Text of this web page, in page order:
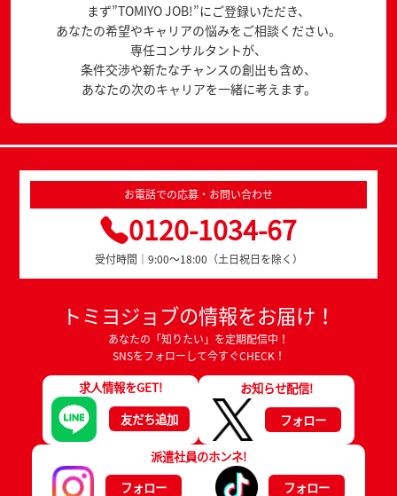
まず”TOMIYO JOB!”にご登録いただき、
あなたの希望やキャリアの悩みをご相談ください。
専任コンサルタントが、
条件交渉や新たなチャンスの創出も含め、
あなたの次のキャリアを一緒に考えます。
お電話での応募・お問い合わせ
0120-1034-67
受付時間｜9:00～18:00（土日祝日を除く）
トミヨジョブの情報をお届け！
あなたの「知りたい」を定期配信中！
SNSをフォローして今すぐCHECK！
求人情報をGET!
友だち追加
お知らせ配信!
フォロー
派遣社員のホンネ!
フォロー
フォロー